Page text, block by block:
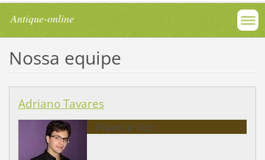
Antique-online
Nossa equipe
Adriano Tavares
Piano e Voz